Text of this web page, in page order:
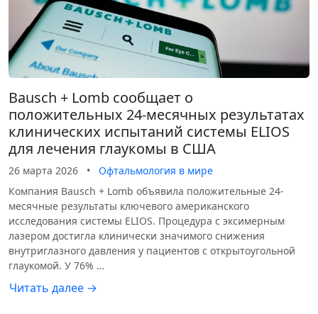
Bausch + Lomb сообщает о
положительных 24-месячных результатах
клинических испытаний системы ELIOS
для лечения глаукомы в США
26 марта 2026 •
Офтальмология в мире
Компания Bausch + Lomb объявила положительные 24-
месячные результаты ключевого американского
исследования системы ELIOS. Процедура с эксимерным
лазером достигла клинически значимого снижения
внутриглазного давления у пациентов с открытоугольной
глаукомой. У 76% …
Читать далее →